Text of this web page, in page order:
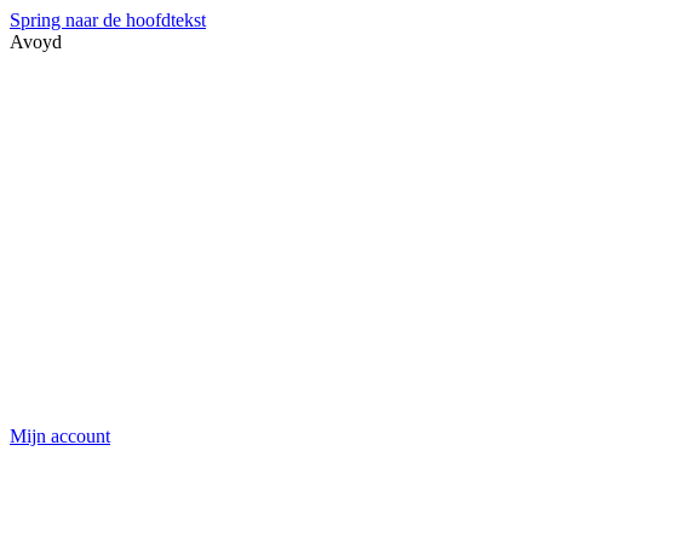
Spring naar de hoofdtekst
Avoyd
Mijn account